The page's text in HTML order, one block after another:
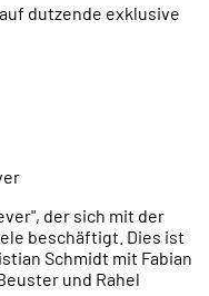
dutzende exklusive
der sich mit der
beschäftigt. Dies ist
Schmidt mit Fabian
und Rahel